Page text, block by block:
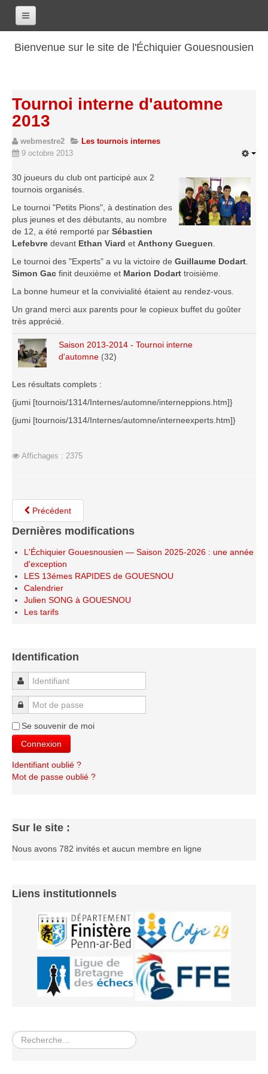
Bienvenue sur le site de l'Échiquier Gouesnousien
Les renseignements
Les coordonnées
Les horaires
Les licenciés
Les archives
Saison 2017-2018
Saison 2016-2017
Saison 2013-2014
Saison 2012-2013
Saison 2011-2012
Saison 2009-2010
Saison 2008-2009
Les palmarès
Les tournois de saison
Le Challenge Blitz
Le Challenge 2013-2014
Le Challenge 2012-2013
Le Challenge 2011-2012
Les compétitions
Les équipes Adultes
Les équipes Jeunes
Les tournois
Les scolaires
Les stages
Tournoi interne d'automne
2013
webmestre2
Les tournois internes
9 octobre 2013
30 joueurs du club ont participé aux 2
tournois organisés.
Le tournoi "Petits Pions", à destination des
plus jeunes et des débutants, au nombre
de 12, a été remporté par Sébastien
Lefebvre devant Ethan Viard et Anthony Gueguen
Le tournoi des "Experts" a vu la victoire de Guillaume Dodart
Simon Gac finit deuxième et Marion Dodart troisième.
La bonne humeur et la convivialité étaient au rendez-vous.
Un grand merci aux parents pour le copieux buffet du goûter
très apprécié.
Saison 2013-2014 - Tournoi interne
d'automne (32)
Les résultats complets :
{jumi [tournois/1314/Internes/automne/interneppions.htm]}
{jumi [tournois/1314/Internes/automne/interneexperts.htm]}
Affichages : 2375
Précédent
Dernières modifications
L'Échiquier Gouesnousien — Saison 2025-2026 : une année
d'exception
LES 13émes RAPIDES de GOUESNOU
Calendrier
Julien SONG à GOUESNOU
Les tarifs
Identification
Identifiant
Mot de passe
Se souvenir de moi
Connexion
Identifiant oublié ?
Mot de passe oublié ?
Sur le site :
Nous avons 782 invités et aucun membre en ligne
Liens institutionnels
Rechercher